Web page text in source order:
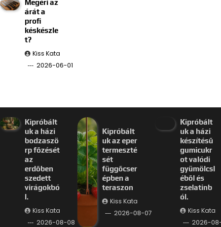
Megéri az
árát a
profi
késkészle
t?
Kiss Kata
2026-06-01
Kipróbált
uk a házi
bodzaszö
rp főzését
az
erdőben
szedett
virágokbó
l.
Kiss Kata
2026-08-08
Kipróbált
uk az eper
termeszté
sét
függőcser
épben a
teraszon
Kiss Kata
2026-08-07
Kipróbált
uk a házi
készítésű
gumicukr
ot valódi
gyümölcsl
éből és
zselatinb
ól.
Kiss Kata
2026-